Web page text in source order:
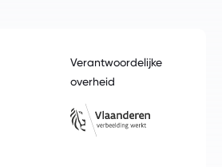
Verantwoordelijke
overheid